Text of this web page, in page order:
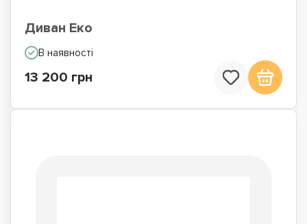
Диван Еко
В наявності
13 200 грн